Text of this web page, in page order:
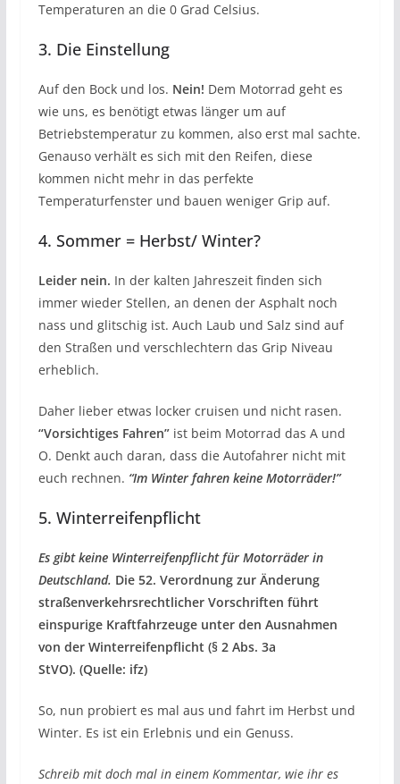
Temperaturen an die 0 Grad Celsius.
3. Die Einstellung
Auf den Bock und los. Nein! Dem Motorrad geht es
wie uns, es benötigt etwas länger um auf
Betriebstemperatur zu kommen, also erst mal sachte.
Genauso verhält es sich mit den Reifen, diese
kommen nicht mehr in das perfekte
Temperaturfenster und bauen weniger Grip auf.
4. Sommer = Herbst/ Winter?
Leider nein. In der kalten Jahreszeit finden sich
immer wieder Stellen, an denen der Asphalt noch
nass und glitschig ist. Auch Laub und Salz sind auf
den Straßen und verschlechtern das Grip Niveau
erheblich.
Daher lieber etwas locker cruisen und nicht rasen.
“Vorsichtiges Fahren”ist beim Motorrad das A und
O. Denkt auch daran, dass die Autofahrer nicht mit
euch rechnen. “Im Winter fahren keine Motorräder!”
5. Winterreifenpflicht
Es gibt keine Winterreifenpflicht für Motorräder in
Deutschland. Die 52. Verordnung zur Änderung
straßenverkehrsrechtlicher Vorschriften führt
einspurige Kraftfahrzeuge unter den Ausnahmen
von der Winterreifenpflicht (§ 2 Abs. 3a
StVO). (Quelle: ifz)
So, nun probiert es mal aus und fahrt im Herbst und
Winter. Es ist ein Erlebnis und ein Genuss.
Schreib mit doch mal in einem Kommentar, wie ihr es